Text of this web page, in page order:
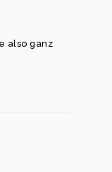
also ganz